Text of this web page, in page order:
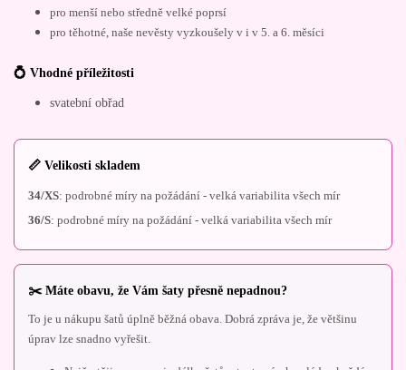
pro menší nebo středně velké poprsí
pro těhotné, naše nevěsty vyzkoušely v i v 5. a 6. měsíci
💍 Vhodné příležitosti
svatební obřad
📏 Velikosti skladem
34/XS: podrobné míry na požádání - velká variabilita všech mír
36/S: podrobné míry na požádání - velká variabilita všech mír
✂️ Máte obavu, že Vám šaty přesně nepadnou?
To je u nákupu šatů úplně běžná obava. Dobrá zpráva je, že většinu
úprav lze snadno vyřešit.